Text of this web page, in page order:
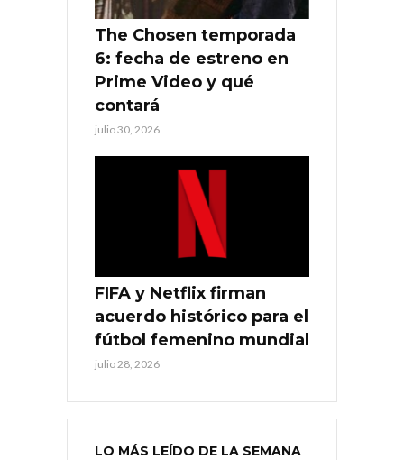
The Chosen temporada
6: fecha de estreno en
Prime Video y qué
contará
julio 30, 2026
FIFA y Netflix firman
acuerdo histórico para el
fútbol femenino mundial
julio 28, 2026
LO MÁS LEÍDO DE LA SEMANA